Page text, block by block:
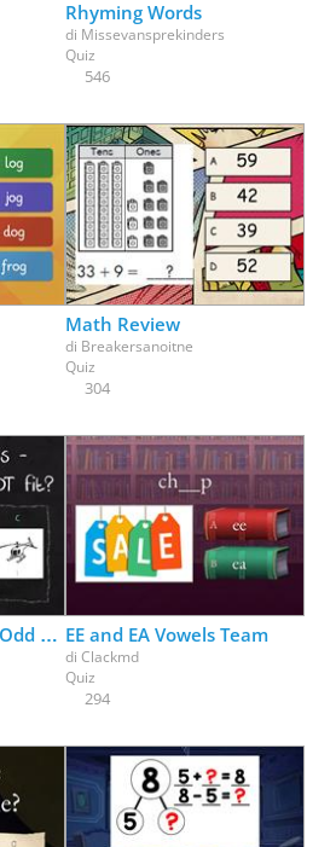
Rhyming Words
di Missevansprekinders
Quiz
546
Math Review
di Breakersanoitne
Quiz
304
Beginning Sounds - Odd Man Out EE and EA Vowels Team
di Clackmd
Quiz
294